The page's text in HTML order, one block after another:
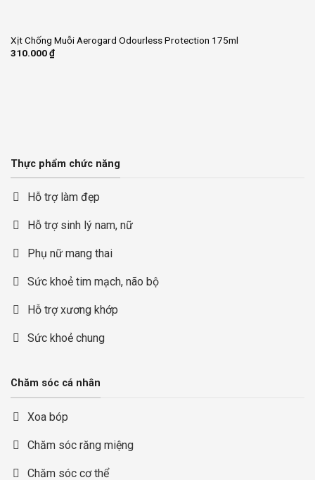
Xịt Chống Muỗi Aerogard Odourless Protection 175ml
310.000₫
Thực phẩm chức năng
Hỗ trợ làm đẹp
Hỗ trợ sinh lý nam, nữ
Phụ nữ mang thai
Sức khoẻ tim mạch, não bộ
Hỗ trợ xương khớp
Sức khoẻ chung
Chăm sóc cá nhân
Xoa bóp
Chăm sóc răng miệng
Chăm sóc cơ thể